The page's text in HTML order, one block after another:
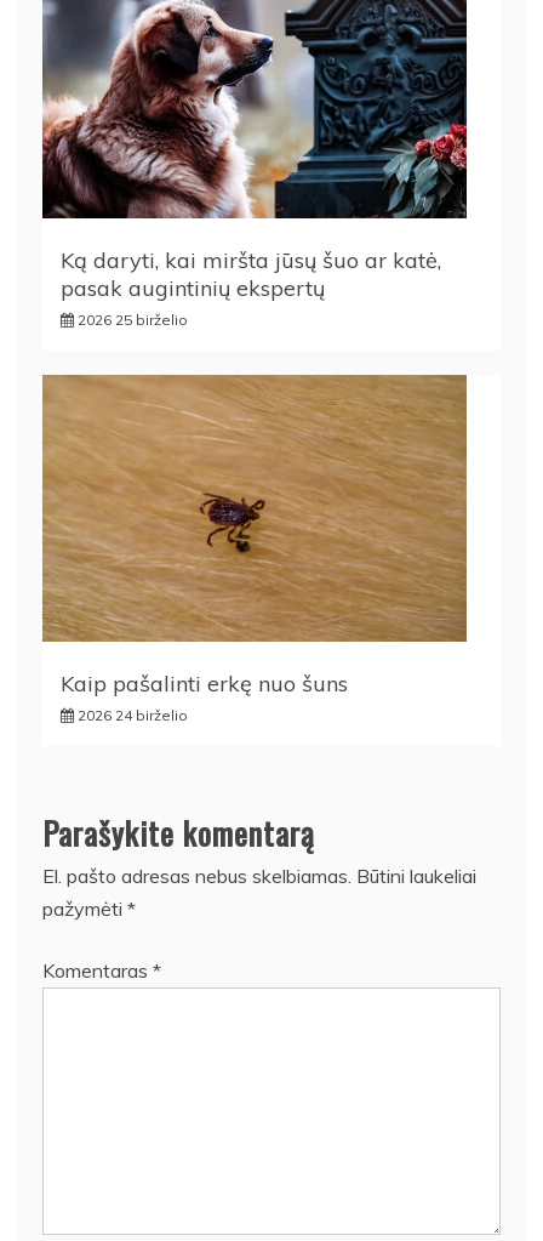
Ką daryti, kai miršta jūsų šuo ar katė,
pasak augintinių ekspertų
2026 25 birželio
Kaip pašalinti erkę nuo šuns
2026 24 birželio
Parašykite komentarą
El. pašto adresas nebus skelbiamas. Būtini laukeliai
pažymėti *
Komentaras *